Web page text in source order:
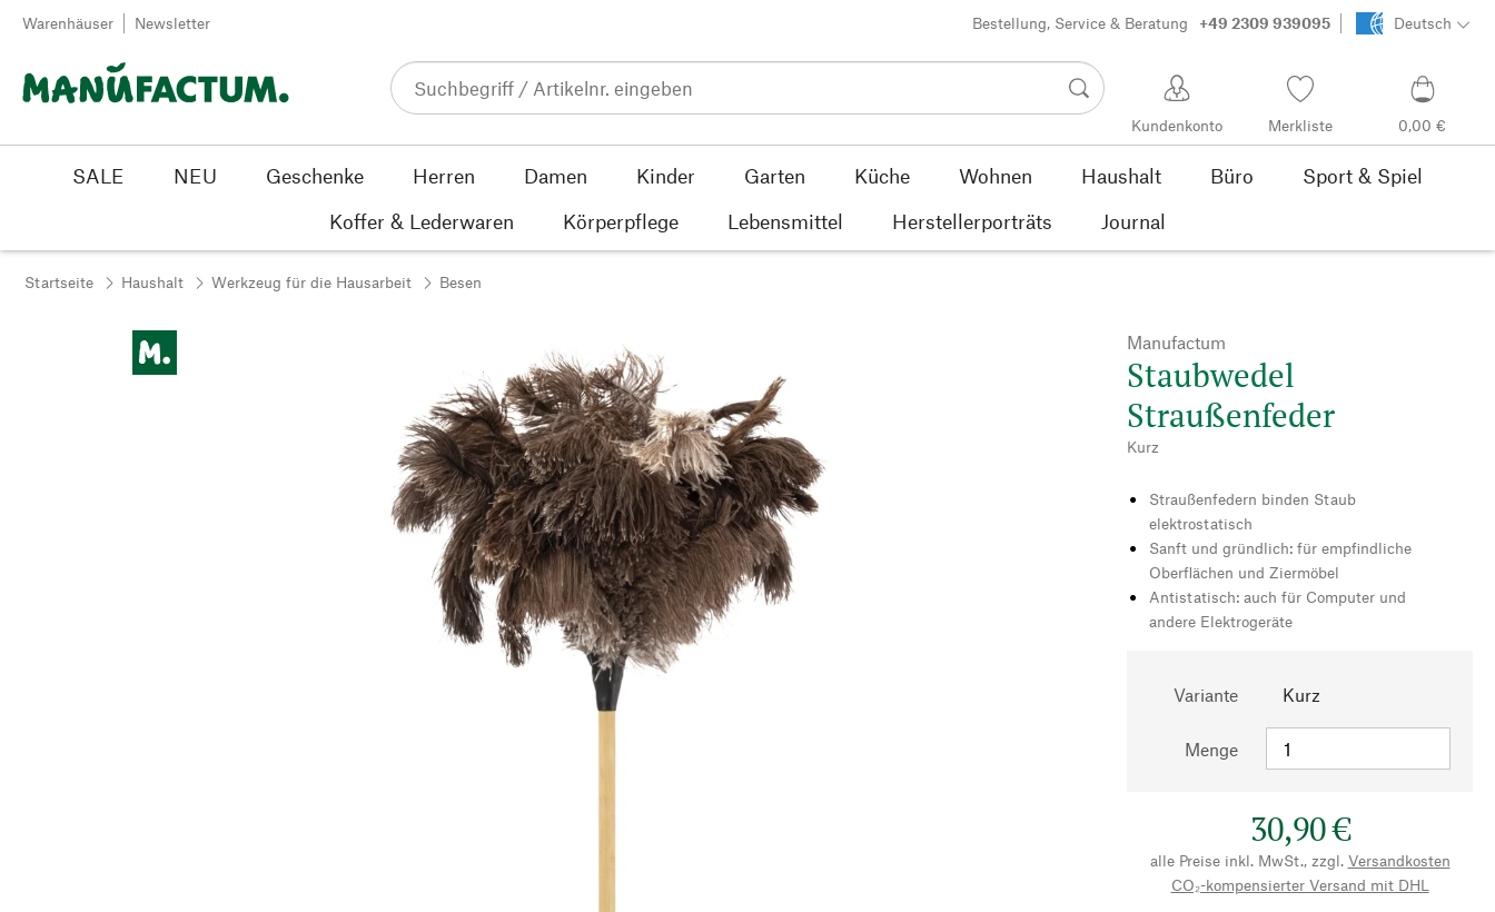
Zum Inhalt springen
Warenhäuser Newsletter Bestellung, Service & Beratung +49 2309 939095 Deutsch
Kundenkonto Merkliste 0,00 €
SALE NEU Geschenke Herren Damen Kinder Garten Küche Wohnen Haushalt Büro
Sport & Spiel
Koffer & Lederwaren
Körperpflege Lebensmittel Herstellerporträts Journal
Startseite Haushalt Werkzeug für die Hausarbeit Besen
Manufactum
Staubwedel
Straußenfeder
Kurz
Straußenfedern binden Staub
elektrostatisch
Sanft und gründlich: für empfindliche
Oberflächen und Ziermöbel
Antistatisch: auch für Computer und
andere Elektrogeräte
Variante Kurz
Menge
30,90 €
alle Preise inkl. MwSt., zzgl. Versandkosten
CO₂-kompensierter Versand mit DHL